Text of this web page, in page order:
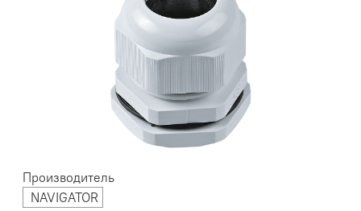
Производитель
NAVIGATOR